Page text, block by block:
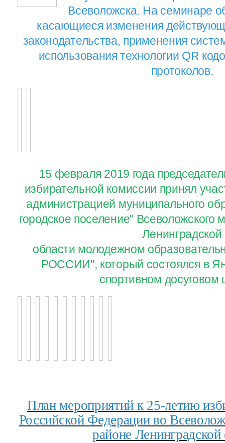
Всеволожска. На семинаре
касающиеся изменения
законодательства, применения
использования технологии QR
протоколов.
15 февраля 2019 года
избирательной комиссии принял
администрацией муниципального
городское поселение" Всеволожского
Ленинградской
области молодежном
РОССИИ", который состоялся в
спортивном досуговом
План мероприятий к 25-летию
Российской Федерации во
районе Ленинградской